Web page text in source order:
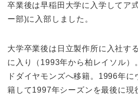
卒業後は早稲田大学に入学してア
ー部)に入部しました。
大学卒業後は日立製作所に入社す
に入り（1993年から柏レイソル）
ドダイヤモンズへ移籍。1996年に
籍して1997年シーズンを最後に現